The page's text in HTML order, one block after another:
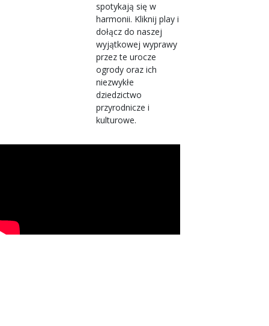
spotykają się w
harmonii. Kliknij play i
dołącz do naszej
wyjątkowej wyprawy
przez te urocze
ogrody oraz ich
niezwykłe
dziedzictwo
przyrodnicze i
kulturowe.